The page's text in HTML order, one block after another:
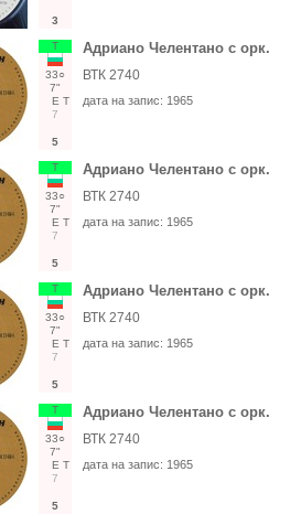
3
Т
33○
7"
Е Т
7
5
Адриано Челентано с орк.
ВТК 2740
дата на запис: 1965
Т
33○
7"
Е Т
7
5
Адриано Челентано с орк.
ВТК 2740
дата на запис: 1965
Т
33○
7"
Е Т
7
5
Адриано Челентано с орк.
ВТК 2740
дата на запис: 1965
Т
33○
7"
Е Т
7
5
Адриано Челентано с орк.
ВТК 2740
дата на запис: 1965